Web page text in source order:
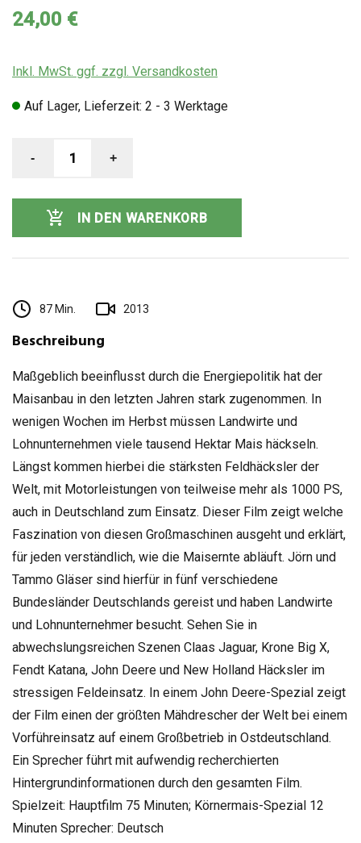
24,00 €
Inkl. MwSt. ggf. zzgl. Versandkosten
Auf Lager, Lieferzeit: 2 - 3 Werktage
- 1 +
IN DEN WARENKORB
87 Min. 2013
Beschreibung
Maßgeblich beeinflusst durch die Energiepolitik hat der
Maisanbau in den letzten Jahren stark zugenommen. In
wenigen Wochen im Herbst müssen Landwirte und
Lohnunternehmen viele tausend Hektar Mais häckseln.
Längst kommen hierbei die stärksten Feldhäcksler der
Welt, mit Motorleistungen von teilweise mehr als 1000 PS,
auch in Deutschland zum Einsatz. Dieser Film zeigt welche
Faszination von diesen Großmaschinen ausgeht und erklärt,
für jeden verständlich, wie die Maisernte abläuft. Jörn und
Tammo Gläser sind hierfür in fünf verschiedene
Bundesländer Deutschlands gereist und haben Landwirte
und Lohnunternehmer besucht. Sehen Sie in
abwechslungsreichen Szenen Claas Jaguar, Krone Big X,
Fendt Katana, John Deere und New Holland Häcksler im
stressigen Feldeinsatz. In einem John Deere-Spezial zeigt
der Film einen der größten Mähdrescher der Welt bei einem
Vorführeinsatz auf einem Großbetrieb in Ostdeutschland.
Ein Sprecher führt mit aufwendig recherchierten
Hintergrundinformationen durch den gesamten Film.
Spielzeit: Hauptfilm 75 Minuten; Körnermais-Spezial 12
Minuten Sprecher: Deutsch